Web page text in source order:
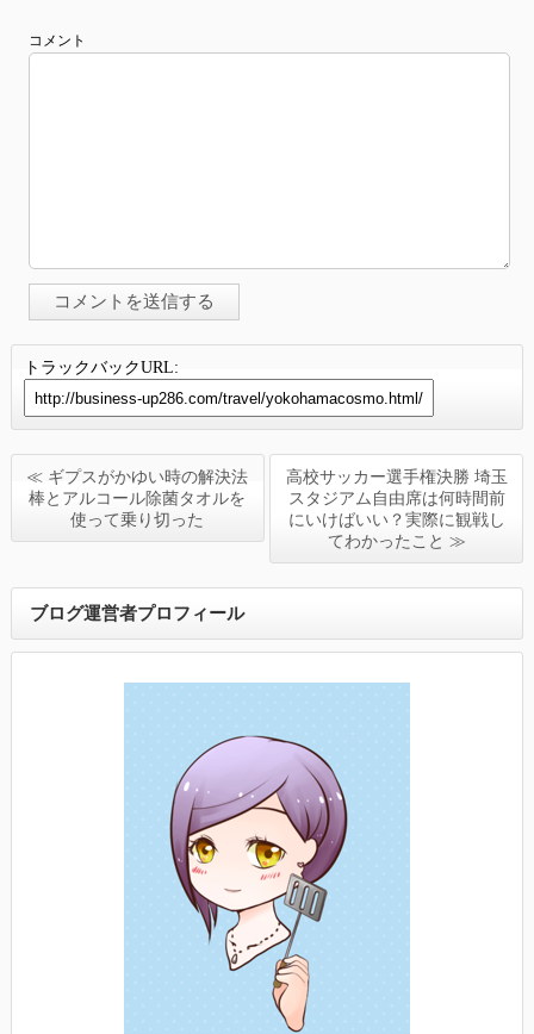
コメント
トラックバックURL:
≪ ギプスがかゆい時の解決法
棒とアルコール除菌タオルを
使って乗り切った
高校サッカー選手権決勝 埼玉
スタジアム自由席は何時間前
にいけばいい？実際に観戦し
てわかったこと ≫
ブログ運営者プロフィール